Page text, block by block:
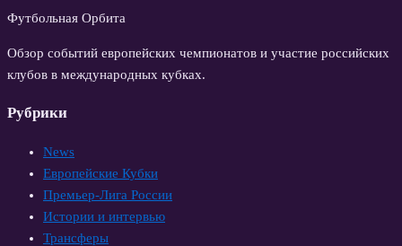
Футбольная Орбита
Обзор событий европейских чемпионатов и участие российских
клубов в международных кубках.
Рубрики
News
Европейские Кубки
Премьер-Лига России
Истории и интервью
Трансферы